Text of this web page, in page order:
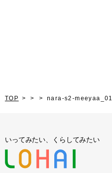
TOP nara-s2-meeyaa_01
いってみたい、くらしてみたい